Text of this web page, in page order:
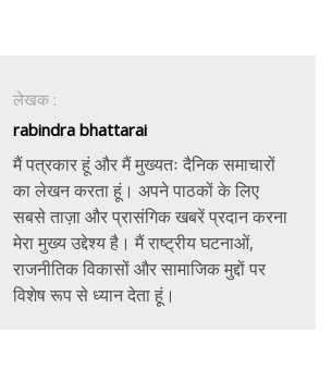
लेखक :
rabindra bhattarai
मैं पत्रकार हूं और मैं मुख्यतः दैनिक समाचारों
का लेखन करता हूं। अपने पाठकों के लिए
सबसे ताज़ा और प्रासंगिक खबरें प्रदान करना
मेरा मुख्य उद्देश्य है। मैं राष्ट्रीय घटनाओं,
राजनीतिक विकासों और सामाजिक मुद्दों पर
विशेष रूप से ध्यान देता हूं।